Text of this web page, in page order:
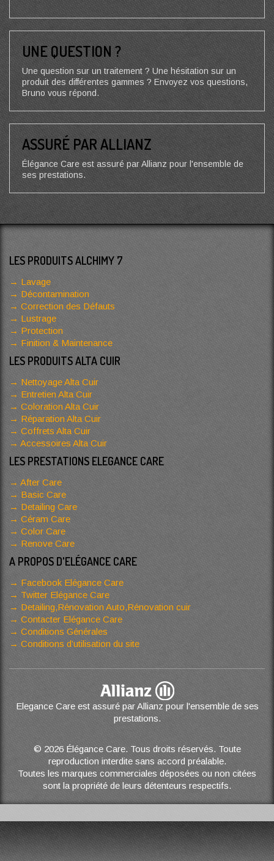
UNE QUESTION ?
Une question sur un traitement ? Une hésitation sur un
produit des différentes gammes ? Envoyez vos questions,
Bruno vous répond.
ASSURÉ PAR ALLIANZ
Élégance Care est assuré par Allianz pour l'ensemble de
ses prestations.
LES PRODUITS ALCHIMY 7
Lavage
Décontamination
Correction des Défauts
Lustrage
Protection
Finition & Maintenance
LES PRODUITS ALTA CUIR
Nettoyage Alta Cuir
Entretien Alta Cuir
Coloration Alta Cuir
Réparation Alta Cuir
Coffrets Alta Cuir
Accessoires Alta Cuir
LES PRESTATIONS ELEGANCE CARE
After Care
Basic Care
Detailing Care
Céram Care
Color Care
Renove Care
A PROPOS D'ELÉGANCE CARE
Facebook Elégance Care
Twitter Elégance Care
Detailing,Rénovation Auto,Rénovation cuir
Contacter Elégance Care
Conditions Générales
Conditions d’utilisation du site
Elegance Care est assuré par Allianz pour l'ensemble de ses
prestations.
© 2026 Élégance Care. Tous droits réservés. Toute
reproduction interdite sans accord préalable.
Toutes les marques commerciales déposées ou non citées
sont la propriété de leurs détenteurs respectifs.